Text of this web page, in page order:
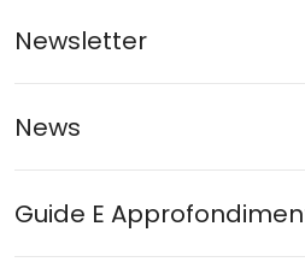
Newsletter
News
Guide E